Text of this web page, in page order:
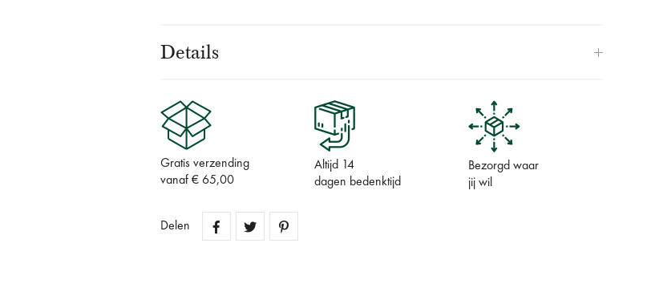
Details
Gratis verzending
vanaf € 65,00
Altijd 14
dagen bedenktijd
Bezorgd waar
jij wil
Delen